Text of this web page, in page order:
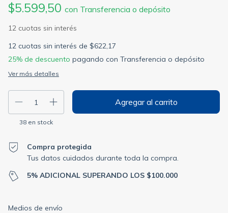
$5.599,50 con Transferencia o depósito
12 cuotas sin interés de $622,17
25% de descuento pagando con Transferencia o depósito
Ver más detalles
38 en stock
Compra protegida
Tus datos cuidados durante toda la compra.
5% ADICIONAL SUPERANDO LOS $100.000
Entregas para el CP:
Medios de envío